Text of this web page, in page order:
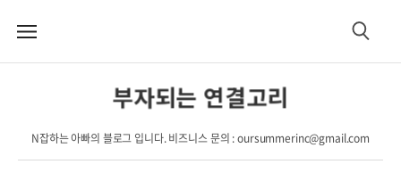
메
검
부자되는 연결고리
N잡하는 아빠의 블로그 입니다. 비즈니스 문의 : oursummerinc@gmail.com